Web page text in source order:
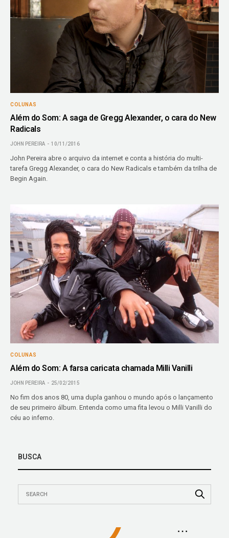
COLUNAS
Além do Som: A saga de Gregg Alexander, o cara do New
Radicals
JOHN PEREIRA 10/11/2016
John Pereira abre o arquivo da internet e conta a história do multi-
tarefa Gregg Alexander, o cara do New Radicals e também da trilha de
Begin Again.
COLUNAS
Além do Som: A farsa caricata chamada Milli Vanilli
JOHN PEREIRA 25/02/2015
No fim dos anos 80, uma dupla ganhou o mundo após o lançamento
de seu primeiro álbum. Entenda como uma fita levou o Milli Vanilli do
céu ao inferno.
BUSCA